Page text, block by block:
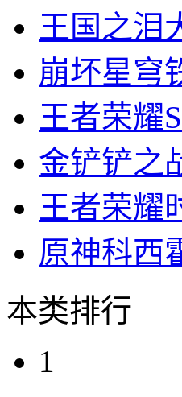
王国之泪
崩坏星穹
王者荣耀
金铲铲之
王者荣耀
原神科西
本类排行
1